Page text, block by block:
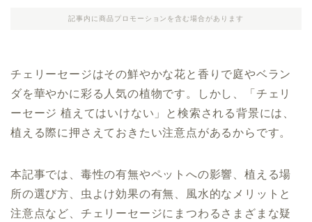
記事内に商品プロモーションを含む場合があります
チェリーセージはその鮮やかな花と香りで庭やベラン
ダを華やかに彩る人気の植物です。しかし、「チェリ
ーセージ 植えてはいけない」と検索される背景には、
植える際に押さえておきたい注意点があるからです。
本記事では、毒性の有無やペットへの影響、植える場
所の選び方、虫よけ効果の有無、風水的なメリットと
注意点など、チェリーセージにまつわるさまざまな疑